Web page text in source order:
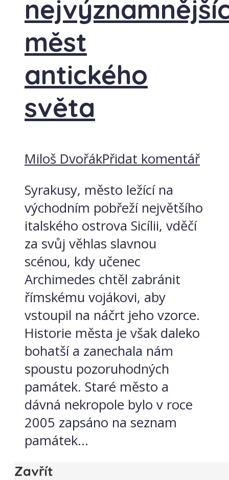
měst
antického
světa
Miloš DvořákPřidat komentář
Syrakusy, město ležící na
východním pobřeží největšího
italského ostrova Sicílii, vděčí
za svůj věhlas slavnou
scénou, kdy učenec
Archimedes chtěl zabránit
římskému vojákovi, aby
vstoupil na náčrt jeho vzorce.
Historie města je však daleko
bohatší a zanechala nám
spoustu pozoruhodných
památek. Staré město a
dávná nekropole bylo v roce
2005 zapsáno na seznam
památek...
Zavřít